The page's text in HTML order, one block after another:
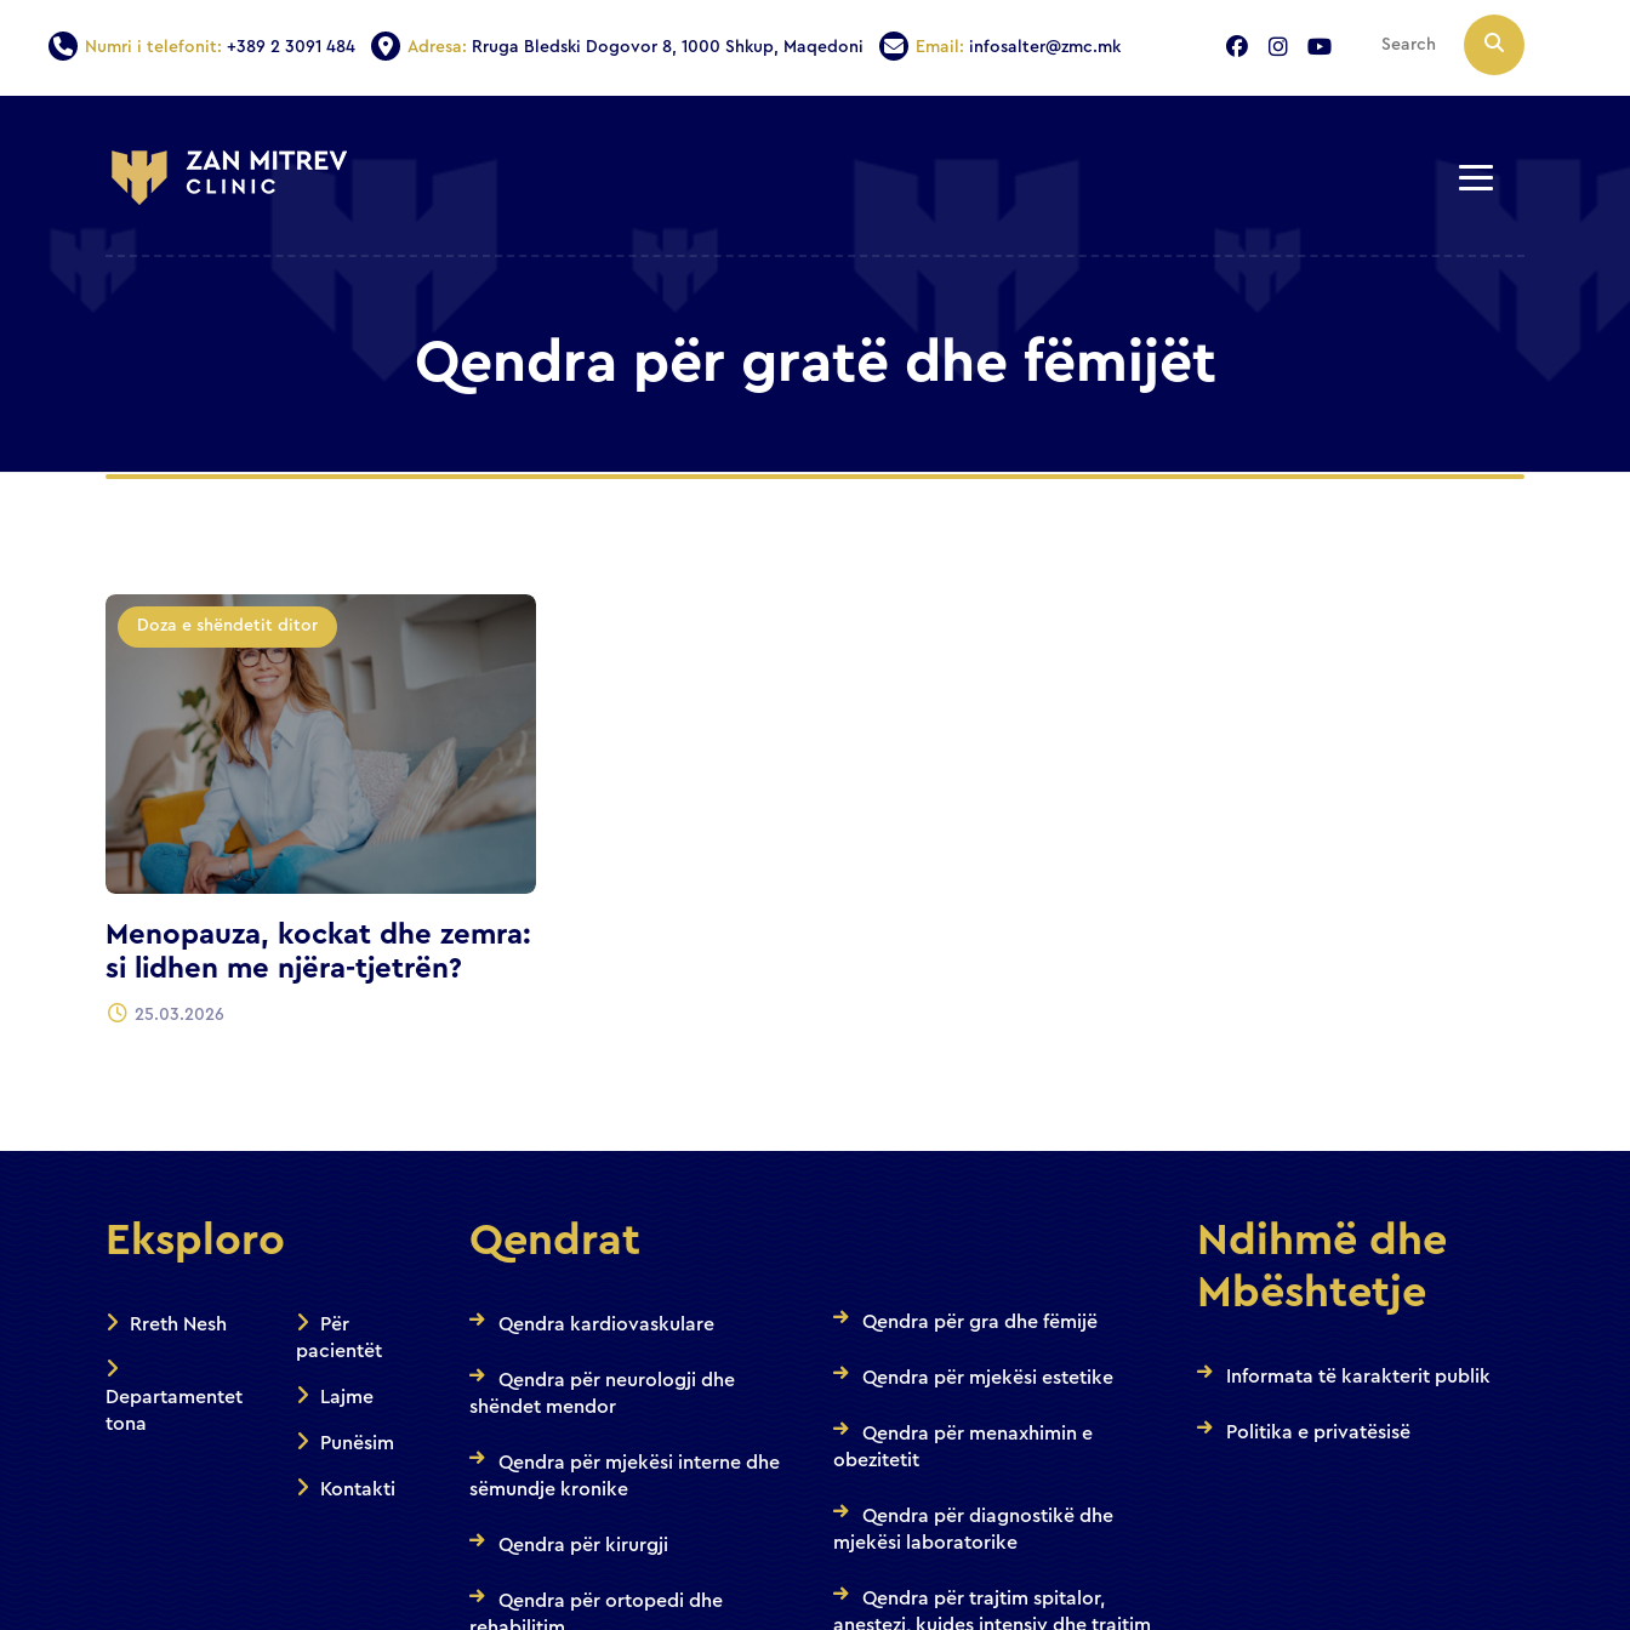
Numri i telefonit: +389 2 3091 484 Adresa: Rruga Bledski Dogovor 8, 1000 Shkup, Maqedoni Email: infosalter@zmc.mk
Qendra për gratë dhe fëmijët
Doza e shëndetit ditor
Menopauza, kockat dhe zemra:
si lidhen me njëra-tjetrën?
25.03.2026
Eksploro
Rreth Nesh
Departamentet
tona
Për
pacientët
Lajme
Punësim
Kontakti
Qendrat
Qendra kardiovaskulare
Qendra për neurologji dhe
shëndet mendor
Qendra për mjekësi interne dhe
sëmundje kronike
Qendra për kirurgji
Qendra për ortopedi dhe
Qendra për gra dhe fëmijë
Qendra për mjekësi estetike
Qendra për menaxhimin e
obezitetit
Qendra për diagnostikë dhe
mjekësi laboratorike
Qendra për trajtim spitalor,
anestezi, kujdes intensiv dhe trajtim
Ndihmë dhe
Mbështetje
Informata të karakterit publik
Politika e privatësisë